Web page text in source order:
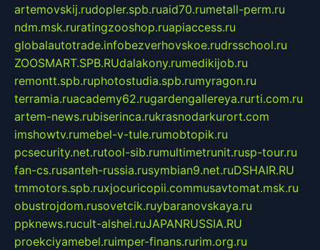
artemovskij.rudopler.spb.ruaid70.rumetall-perm.ru
ndm.msk.ruratingzooshop.ruapiaccess.ru
globalautotrade.infobezverhovskoe.rudrsschool.ru
ZOOSMART.SPB.RUdalakony.rumedikijob.ru
remontt.spb.ruphotostudia.spb.rumyragon.ru
terramia.ruacademy62.rugardengallereya.rurti.com.ru
artem-news.rubiserinca.rukrasnodarkurort.com
imshowtv.rumebel-v-tule.rumobtopik.ru
pcsecurity.net.rutool-sib.rumultimetrunit.rusp-tour.ru
fan-cs.rusanteh-russia.rusymbian9.net.ruDSHAIR.RU
tmmotors.spb.ruxjocuricopii.commusavtomat.msk.ru
obustrojdom.rusovetcik.ruybaranovskaya.ru
ppknews.rucult-alshei.ruJAPANRUSSIA.RU
proekciyamebel.ruimper-finans.rurim.org.ru